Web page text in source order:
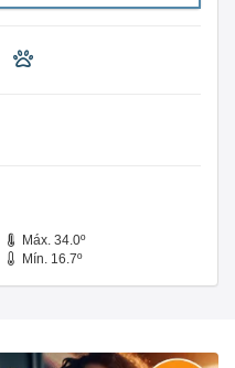
Máx. 34.0º
Mín. 16.7º